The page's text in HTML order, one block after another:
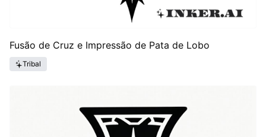
Fusão de Cruz e Impressão de Pata de Lobo
Tribal